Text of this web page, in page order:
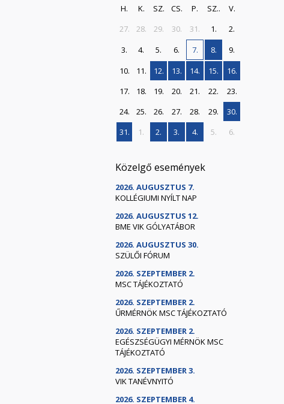
H. K. SZ. CS. P. SZ..
V.
27.
28. 29. 30. 31. 1.
2.
3.
4. 5. 6. 7. 8.
9.
10.
11. 12. 13. 14. 15.
16.
17.
18. 19. 20. 21. 22.
23.
24.
25. 26. 27. 28. 29.
30.
31.
1. 2. 3. 4. 5. 6.
Közelgő események
2026. AUGUSZTUS 7.
KOLLÉGIUMI NYÍLT NAP
2026. AUGUSZTUS 12.
BME VIK GÓLYATÁBOR
2026. AUGUSZTUS 30.
SZÜLŐI FÓRUM
2026. SZEPTEMBER 2.
MSC TÁJÉKOZTATÓ
2026. SZEPTEMBER 2.
ŰRMÉRNÖK MSC TÁJÉKOZTATÓ
2026. SZEPTEMBER 2.
EGÉSZSÉGÜGYI MÉRNÖK MSC
TÁJÉKOZTATÓ
2026. SZEPTEMBER 3.
VIK TANÉVNYITÓ
2026. SZEPTEMBER 4.